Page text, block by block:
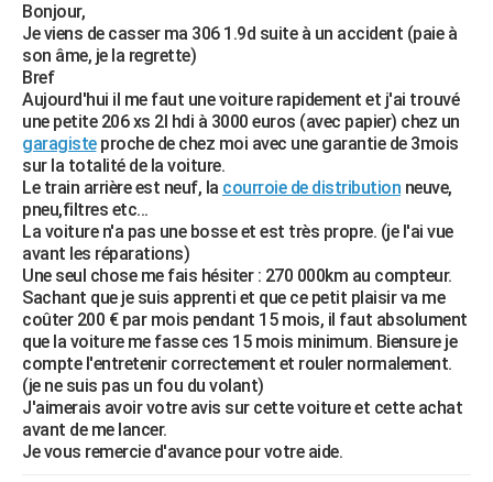
Essais
Réserver un essai
Citadines
Berlines
SUV
Forum auto
+HIGH-TECH
Mobiles
Meilleur smartphone
Internet
Ordinateurs
Jeux vidéo
Guide high-tech
+BRICOLAGE
Forum
Aménagement intérieur
Extérieur
Cuisine
Salle de bains
Jardinage
Rangement
WEEK-END
Guides de France
Escapades
Patrimoine
Expositions
Musées
Week-end nature
+LIFESTYLE
Art de vivre
Bien-être
Modes de vie
SANTE
Alimentation
Guide de la santé
Maladies
Médicaments
Sommeil
VOYAGE
Destinations
City break
Voyage nature
Voyage de noces
Forum
Climat
+PHOTO
GUIDES D'ACHAT
BONS PLANS
CARTE DE VOEUX
Bonjour,
Je viens de casser ma 306 1.9d suite à un accident (paie à
son âme, je la regrette)
Bref
Aujourd'hui il me faut une voiture rapidement et j'ai trouvé
une petite 206 xs 2l hdi à 3000 euros (avec papier) chez un
garagisteproche de chez moi avec une garantie de 3mois
sur la totalité de la voiture.
Le train arrière est neuf, la courroie de distribution neuve,
pneu,filtres etc...
La voiture n'a pas une bosse et est très propre. (je l'ai vue
avant les réparations)
Une seul chose me fais hésiter : 270 000km au compteur.
Sachant que je suis apprenti et que ce petit plaisir va me
coûter 200 € par mois pendant 15 mois, il faut absolument
que la voiture me fasse ces 15 mois minimum. Biensure je
compte l'entretenir correctement et rouler normalement.
(je ne suis pas un fou du volant)
J'aimerais avoir votre avis sur cette voiture et cette achat
avant de me lancer.
Je vous remercie d'avance pour votre aide.